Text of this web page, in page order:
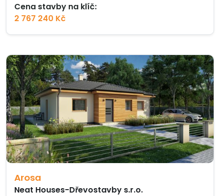
Cena stavby na klíč:
2 767 240 Kč
Arosa
Neat Houses-Dřevostavby s.r.o.